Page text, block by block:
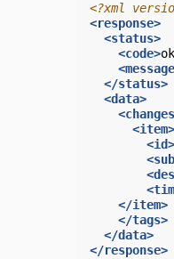
<?xml
<response>
<status>
<code>ok
</status>
<data>
<item>
<id>
</item>
</tags>
</data>
</response>